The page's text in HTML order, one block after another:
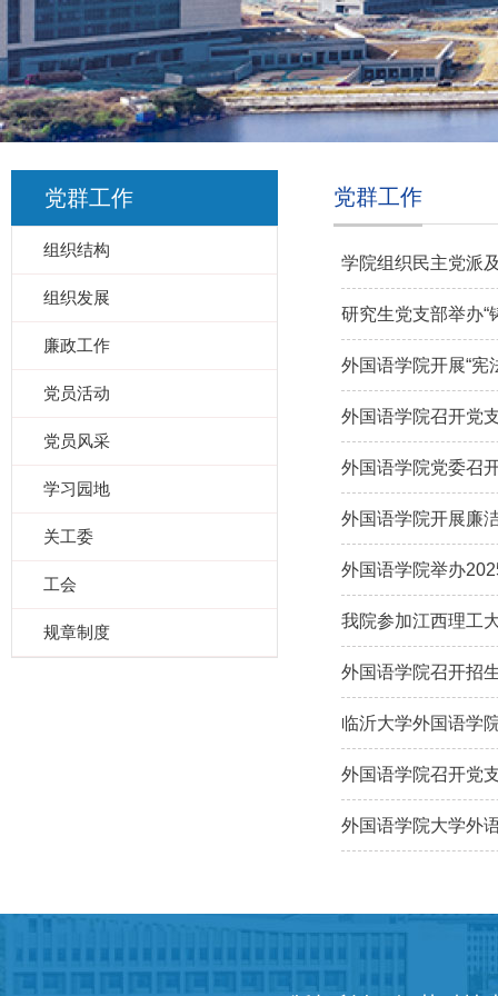
党群工作
组织结构
组织发展
廉政工作
党员活动
党员风采
学习园地
关工委
工会
规章制度
党群工作
学院组织民主党派
研究生党支部举办“
外国语学院开展“宪
外国语学院召开党
外国语学院党委召
外国语学院开展廉
外国语学院举办
我院参加江西理工
外国语学院召开招
临沂大学外国语学
外国语学院召开党
外国语学院大学外